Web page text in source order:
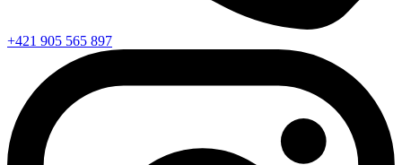
+421 905 565 897